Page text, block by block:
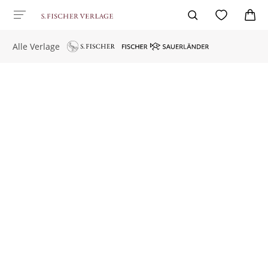
Alle Verlage